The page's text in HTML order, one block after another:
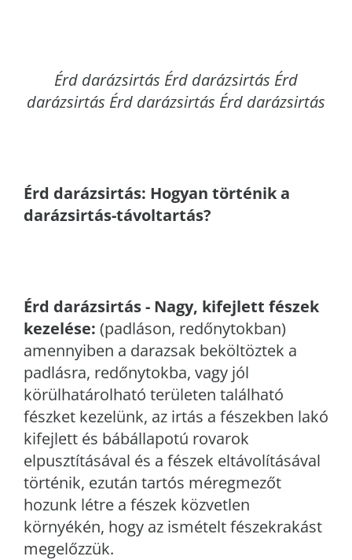
Érd darázsirtás Érd darázsirtás Érd
darázsirtás Érd darázsirtás Érd darázsirtás
Érd darázsirtás: Hogyan történik a
darázsirtás-távoltartás?
Érd darázsirtás - Nagy, kifejlett fészek
kezelése: (padláson, redőnytokban)
amennyiben a darazsak beköltöztek a
padlásra, redőnytokba, vagy jól
körülhatárolható területen található
fészket kezelünk, az irtás a fészekben lakó
kifejlett és bábállapotú rovarok
elpusztításával és a fészek eltávolításával
történik, ezután tartós méregmezőt
hozunk létre a fészek közvetlen
környékén, hogy az ismételt fészekrakást
megelőzzük.